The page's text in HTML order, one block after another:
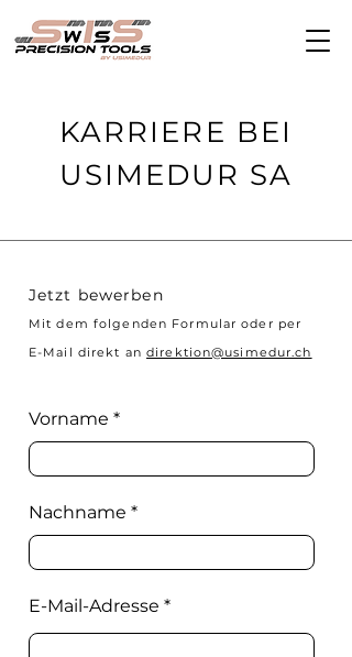
KARRIERE BEI
USIMEDUR SA
Jetzt bewerben
Mit dem folgenden Formular oder per
E-Mail direkt andirektion@usimedur.ch
Vorname
Nachname
E-Mail-Adresse